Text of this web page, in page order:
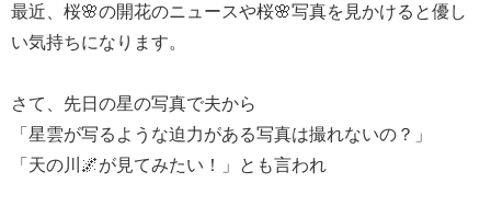
最近、桜🌸の開花のニュースや桜🌸写真を見かけると優し
い気持ちになります。
さて、先日の星の写真で夫から
「星雲が写るような迫力がある写真は撮れないの？」
「天の川🌌が見てみたい！」とも言われ